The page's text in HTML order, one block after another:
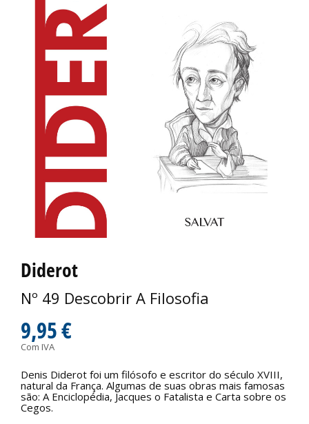
Diderot
Nº 49 Descobrir A Filosofia
9,95 €
Com IVA
Denis Diderot foi um filósofo e escritor do século XVIII,
natural da França. Algumas de suas obras mais famosas
são: A Enciclopédia, Jacques o Fatalista e Carta sobre os
Cegos.